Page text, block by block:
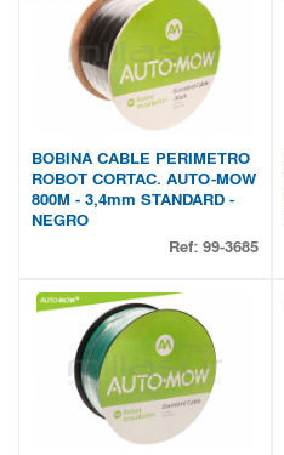
BOBINA CABLE PERIMETRO
ROBOT CORTAC. AUTO-MOW
800M - 3,4mm STANDARD -
NEGRO
Ref: 99-3685